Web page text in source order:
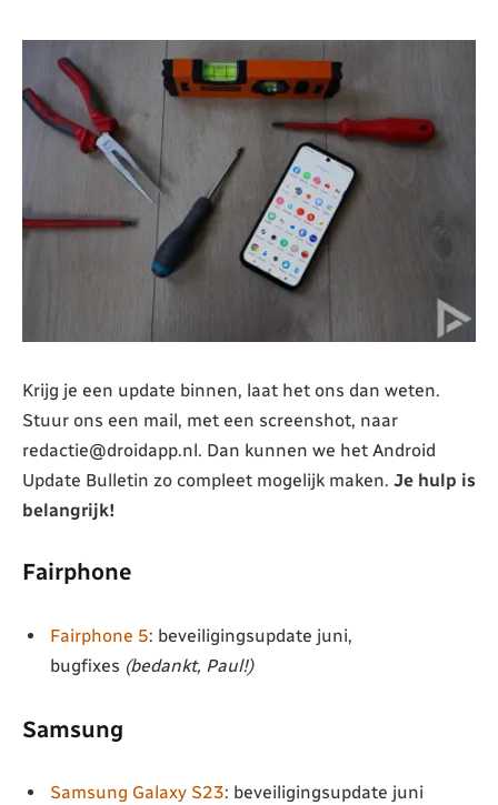
Krijg je een update binnen, laat het ons dan weten.
Stuur ons een mail, met een screenshot, naar
redactie@droidapp.nl. Dan kunnen we het Android
Update Bulletin zo compleet mogelijk maken. Je hulp is
belangrijk!
Fairphone
Fairphone 5: beveiligingsupdate juni,
bugfixes (bedankt, Paul!)
Samsung
Samsung Galaxy S23: beveiligingsupdate juni